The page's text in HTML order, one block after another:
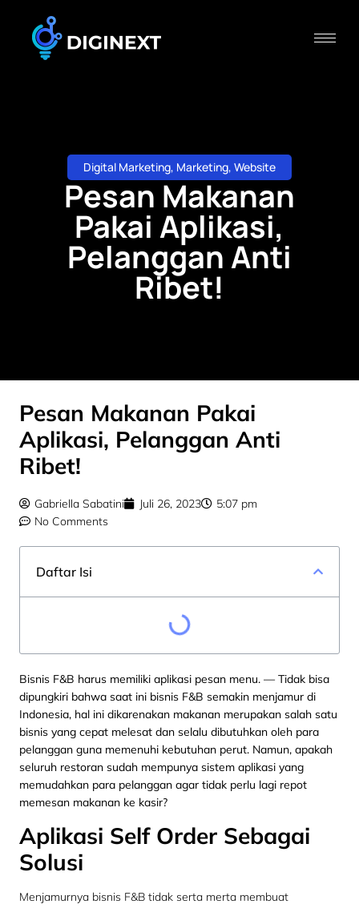
Digital Marketing, Marketing, Website
Pesan Makanan
Pakai Aplikasi,
Pelanggan Anti
Ribet!
Pesan Makanan Pakai
Aplikasi, Pelanggan Anti
Ribet!
Gabriella Sabatini Juli 26, 2023
5:07 pm
No Comments
Daftar Isi
Bisnis F&B harus memiliki aplikasi pesan menu. — Tidak bisa
dipungkiri bahwa saat ini bisnis F&B semakin menjamur di
Indonesia, hal ini dikarenakan makanan merupakan salah satu
bisnis yang cepat melesat dan selalu dibutuhkan oleh para
pelanggan guna memenuhi kebutuhan perut. Namun, apakah
seluruh restoran sudah mempunya sistem aplikasi yang
memudahkan para pelanggan agar tidak perlu lagi repot
memesan makanan ke kasir?
Aplikasi Self Order Sebagai
Solusi
Menjamurnya bisnis F&B tidak serta merta membuat